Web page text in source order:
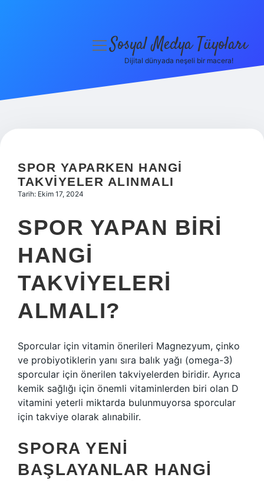
Hakkımızda
menüyüSosyal Medya Tüyoları
Dijital dünyada neşeli bir macera!
SPOR YAPARKEN HANGI
TAKVIYELER ALINMALI
Tarih: Ekim 17, 2024
SPOR YAPAN BIRI
HANGI
TAKVIYELERI
ALMALI?
Sporcular için vitamin önerileri Magnezyum, çinko
ve probiyotiklerin yanı sıra balık yağı (omega-3)
sporcular için önerilen takviyelerden biridir. Ayrıca
kemik sağlığı için önemli vitaminlerden biri olan D
vitamini yeterli miktarda bulunmuyorsa sporcular
için takviye olarak alınabilir.
SPORA YENI
BAŞLAYANLAR HANGI